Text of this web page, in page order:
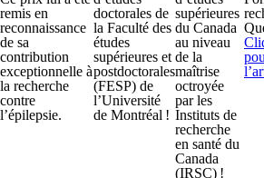
remis en
reconnaissance
de sa
contribution
exceptionnelle à
la recherche
contre
l’épilepsie.
doctorales de
la Faculté des
études
supérieures et
postdoctorales
(FESP) de
l’Université
de Montréal !
supérieures
du Canada
au niveau
de la
maîtrise
octroyée
par les
Instituts de
recherche
en santé du
Canada
(IRSC) !